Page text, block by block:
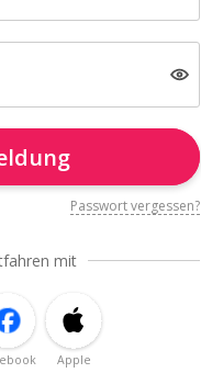
Passwort vergessen?
mit
Apple